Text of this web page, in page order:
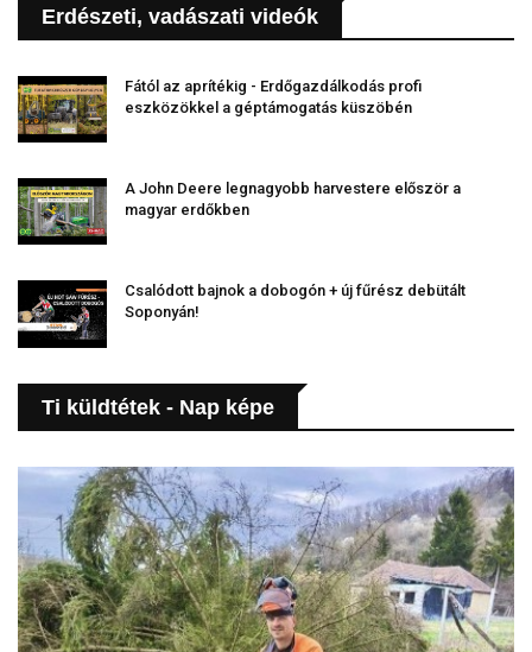
Erdészeti, vadászati videók
Fától az aprítékig - Erdőgazdálkodás profi
eszközökkel a géptámogatás küszöbén
A John Deere legnagyobb harvestere először a
magyar erdőkben
Csalódott bajnok a dobogón + új fűrész debütált
Soponyán!
Ti küldtétek - Nap képe